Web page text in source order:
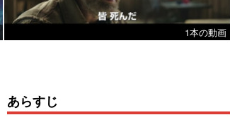
1本の動画
あらすじ